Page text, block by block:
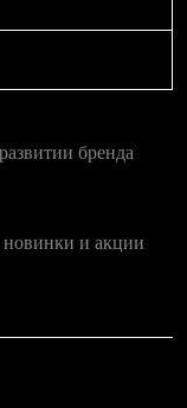
бренда
и акции